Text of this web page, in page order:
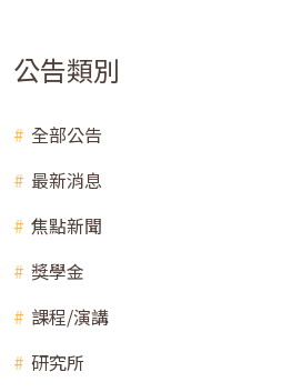
公告類別
全部公告
最新消息
焦點新聞
獎學金
課程/演講
研究所